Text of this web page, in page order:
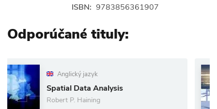
ISBN: 9783856361907
Odporúčané tituly:
jazyk
Data Analysis
P. Haining